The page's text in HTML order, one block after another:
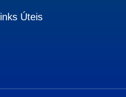
Úteis